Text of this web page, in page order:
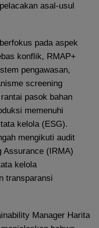
asal-usul
pada aspek
konflik, RMAP+
pengawasan,
screening
pasok bahan
memenuhi
kelola (ESG).
mengikuti audit
Assurance (IRMA)
kelola
transparansi
Manager Harita